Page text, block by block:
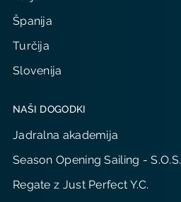
Španija
Turčija
Slovenija
NAŠI DOGODKI
Jadralna akademija
Season Opening Sailing - S.O.S.
Regate z Just Perfect Y.C.